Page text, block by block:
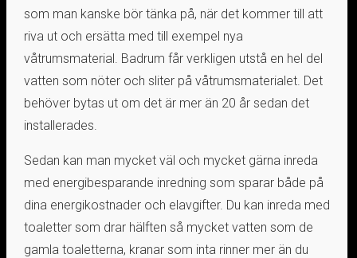
som man kanske bör tänka på, när det kommer till att
riva ut och ersätta med till exempel nya
våtrumsmaterial. Badrum får verkligen utstå en hel del
vatten som nöter och sliter på våtrumsmaterialet. Det
behöver bytas ut om det är mer än 20 år sedan det
installerades.
Sedan kan man mycket väl och mycket gärna inreda
med energibesparande inredning som sparar både på
dina energikostnader och elavgifter. Du kan inreda med
toaletter som drar hälften så mycket vatten som de
gamla toaletterna, kranar som inta rinner mer än du